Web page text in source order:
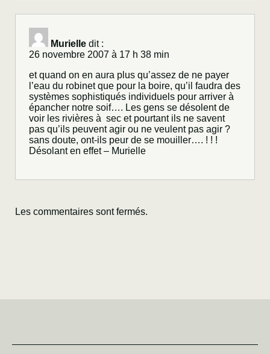
Murielle dit :
26 novembre 2007 à 17 h 38 min
et quand on en aura plus qu’assez de ne payer
l’eau du robinet que pour la boire, qu’il faudra des
systèmes sophistiqués individuels pour arriver à
épancher notre soif…. Les gens se désolent de
voir les rivières à sec et pourtant ils ne savent
pas qu’ils peuvent agir ou ne veulent pas agir ?
sans doute, ont-ils peur de se mouiller…. ! ! !
Désolant en effet – Murielle
Les commentaires sont fermés.